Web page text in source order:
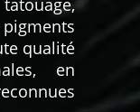
qualité
en